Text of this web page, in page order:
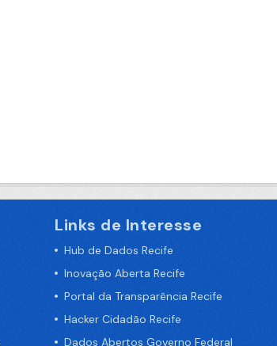
Links de Interesse
Hub de Dados Recife
Inovação Aberta Recife
Portal da Transparência Recife
Hacker Cidadão Recife
Dados Abertos Governo Federal